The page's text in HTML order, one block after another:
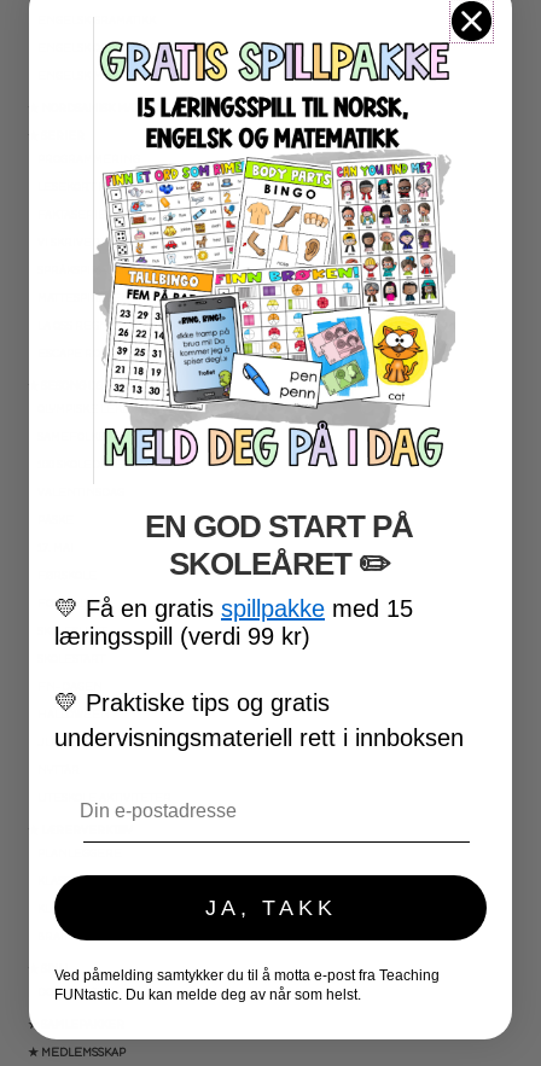
ENGELSK GRAMATIKK
ENGELSK ORD- OG BEGREPER
ENGELSK MUNTLIG
★ NORDSAMISK MATERIELL
LESEKORT FAKTA
FAKTASERIE LESING
VI SKRIVER
SPRÅKSPIRALEN
MATTESPIRALEN
LA OSS REGNE ØVEBØKER
ESCAPE ROOM
★ SESONG OG HØYTIDER
OLYMPISKE LEKER
100 SKOLEDAGER
FOTBALL-VM
SKOLESLUTT
HALLOWEEN
JUL
KLASSEROMSDEKOR
KLASSELEDELSE
BRAIN BREAKS
★ SPILL
DOMINOSPILL
★ SAMLEPAKKER
★ MEDLEMSSKAP
EN GOD START PÅ
SKOLEÅRET​ ✏️
💛 Få en gratis spillpakke med 15
læringsspill (verdi 99 kr)
💛 Praktiske tips og gratis
undervisningsmateriell rett i innboksen
JA, TAKK
Ved påmelding samtykker du til å motta e-post fra Teaching
FUNtastic. Du kan melde deg av når som helst.